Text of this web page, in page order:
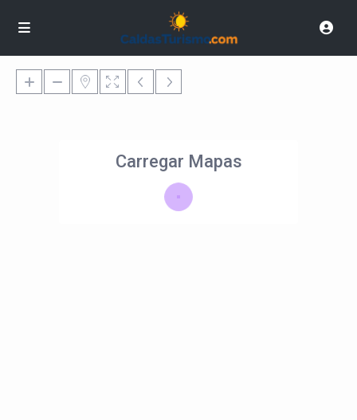
Carregar Mapas